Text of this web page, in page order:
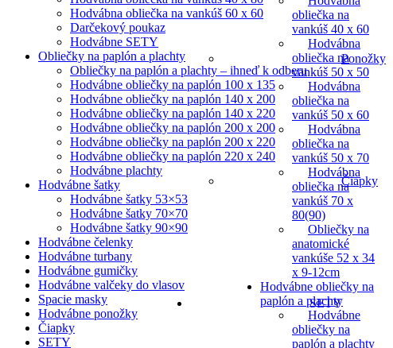
Ponožky
Čiapky
SETY
obliečka na
vankúš 40 x 60
Hodvábna
obliečka na
vankúš 50 x 50
Hodvábna
obliečka na
vankúš 50 x 60
Hodvábna
obliečka na
vankúš 50 x 70
Hodvábna
obliečka na
vankúš 70 x
80(90)
Obliečky na
anatomické
vankúše 52 x 34
x 9-12cm
Hodvábne obliečky na
paplón a plachty
Hodvábne
obliečky na
paplón a plachty
Hodvábna obliečka na vankúš 60 x 60
Darčekový poukaz
Hodvábne SETY
Obliečky na paplón a plachty
Obliečky na paplón a plachty – ihneď k odberu
Hodvábne obliečky na paplón 100 x 135
Hodvábne obliečky na paplón 140 x 200
Hodvábne obliečky na paplón 140 x 220
Hodvábne obliečky na paplón 200 x 200
Hodvábne obliečky na paplón 200 x 220
Hodvábne obliečky na paplón 220 x 240
Hodvábne plachty
Hodvábne šatky
Hodvábne šatky 53×53
Hodvábne šatky 70×70
Hodvábne šatky 90×90
Hodvábne čelenky
Hodvábne turbany
Hodvábne gumičky
Hodvábne valčeky do vlasov
Spacie masky
Hodvábne ponožky
Čiapky
SETY